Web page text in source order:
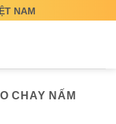
NAM
CHAY NẤM